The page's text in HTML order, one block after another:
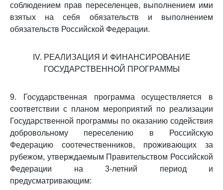
соблюдением прав переселенцев, выполнением ими
взятых на себя обязательств и выполнением
обязательств Российской Федерации.
IV. РЕАЛИЗАЦИЯ И ФИНАНСИРОВАНИЕ
ГОСУДАРСТВЕННОЙ ПРОГРАММЫ
9. Государственная программа осуществляется в
соответствии с планом мероприятий по реализации
Государственной программы по оказанию содействия
добровольному переселению в Российскую
Федерацию соотечественников, проживающих за
рубежом, утверждаемым Правительством Российской
Федерации на 3-летний период и
предусматривающим: